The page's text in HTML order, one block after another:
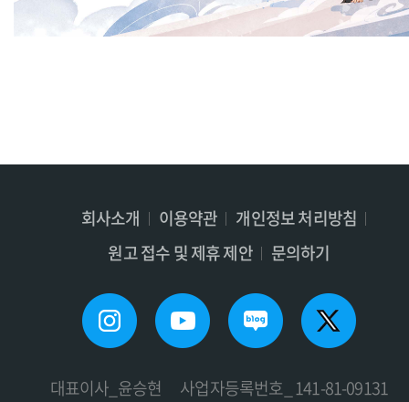
회사소개 이용약관
개인정보 처리방침
원고 접수 및 제휴 제안
문의하기
대표이사_윤승현
사업자등록번호_ 141-81-09131